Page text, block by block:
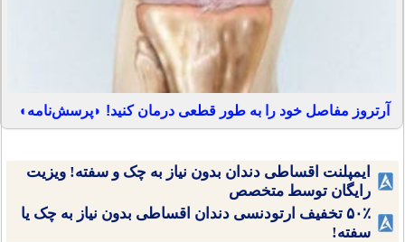
آرتروز مفاصل خود را به طور قطعی درمان کنید! ◗پرسش‌نامه◖
ایمپلنت اقساطی دندان بدون نیاز به چک و سفته! ویزیت
رایگان توسط متخصص
۵۰٪ تخفیف ارتودنسی دندان اقساطی بدون نیاز به چک یا
سفته!